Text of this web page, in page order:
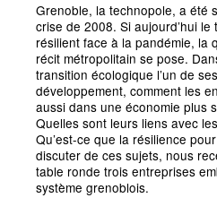
Grenoble, la technopole, a été
crise de 2008. Si aujourd’hui
résilient face à la pandémie, la
récit métropolitain se pose.
transition écologique l’un de
développement, comment les
aussi dans une économie plus
Quelles sont leurs liens avec
Qu’est-ce que la résilience
discuter de ces sujets, nous
table ronde trois entreprises
système grenoblois.